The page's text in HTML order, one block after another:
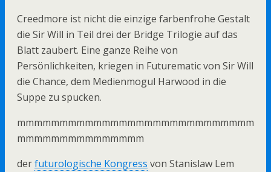
Creedmore ist nicht die einzige farbenfrohe Gestalt
die Sir Will in Teil drei der Bridge Trilogie auf das
Blatt zaubert. Eine ganze Reihe von
Persönlichkeiten, kriegen in Futurematic von Sir Will
die Chance, dem Medienmogul Harwood in die
Suppe zu spucken.
mmmmmmmmmmmmmmmmmmmmmmmmmmmm
mmmmmmmmmmmmmmm
derfuturologische Kongress von Stanislaw Lem